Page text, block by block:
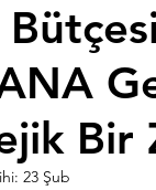
Bir
23 Şub